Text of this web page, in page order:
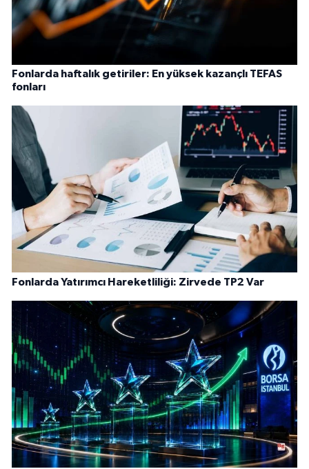
Fonlarda haftalık getiriler: En yüksek kazançlı TEFAS
fonları
Fonlarda Yatırımcı Hareketliliği: Zirvede TP2 Var